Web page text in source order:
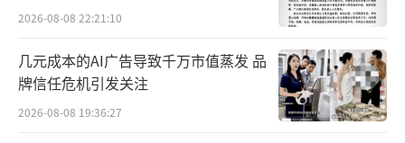
2026-08-08 22:21:10
几元成本的AI广告导致千万市值蒸发 品
牌信任危机引发关注
2026-08-08 19:36:27